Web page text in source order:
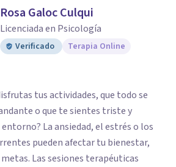
Rosa Galoc Culqui
Licenciada en Psicología
Verificado Terapia Online
tus actividades, que todo se
o que te sientes triste y
La ansiedad, el estrés o los
pueden afectar tu bienestar,
Las sesiones terapéuticas